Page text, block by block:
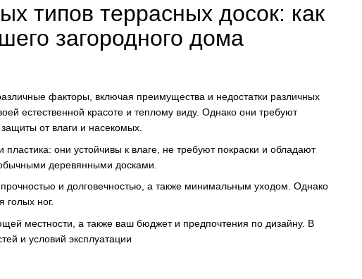
типов террасных досок: как
загородного дома
факторы, включая преимущества и недостатки различных
естественной красоте и теплому виду. Однако они требуют
от влаги и насекомых.
они устойчивы к влаге, не требуют покраски и обладают
деревянными досками.
и долговечностью, а также минимальным уходом. Однако
ног.
местности, а также ваш бюджет и предпочтения по дизайну. В
и условий эксплуатации